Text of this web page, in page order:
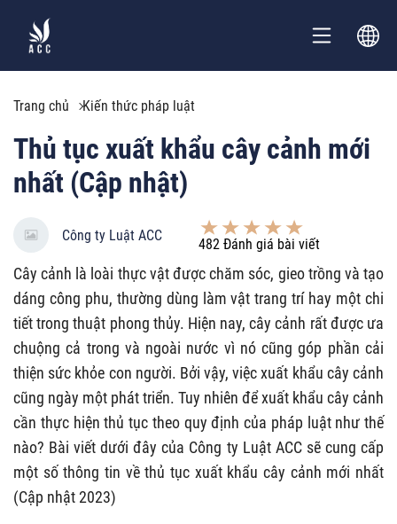
Trang chủ Kiến thức pháp luật
Thủ tục xuất khẩu cây cảnh mới
nhất (Cập nhật)
Công ty Luật ACC
482 Đánh giá bài viết
Cây cảnh là loài thực vật được chăm sóc, gieo trồng và tạo
dáng công phu, thường dùng làm vật trang trí hay một chi
tiết trong thuật phong thủy. Hiện nay, cây cảnh rất được ưa
chuộng cả trong và ngoài nước vì nó cũng góp phần cải
thiện sức khỏe con người. Bởi vậy, việcxuất khẩu cây cảnh
cũng ngày một phát triển. Tuy nhiên để xuất khẩu cây cảnh
cần thực hiện thủ tục theo quy định của pháp luật như thế
nào? Bài viết dưới đây của Công ty Luật ACC sẽ cung cấp
một số thông tin về thủ tục xuất khẩu cây cảnh mới nhất
(Cập nhật 2023)